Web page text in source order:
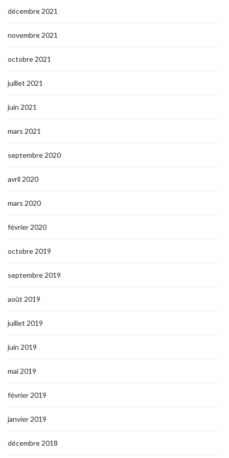
décembre 2021
novembre 2021
octobre 2021
juillet 2021
juin 2021
mars 2021
septembre 2020
avril 2020
mars 2020
février 2020
octobre 2019
septembre 2019
août 2019
juillet 2019
juin 2019
mai 2019
février 2019
janvier 2019
décembre 2018